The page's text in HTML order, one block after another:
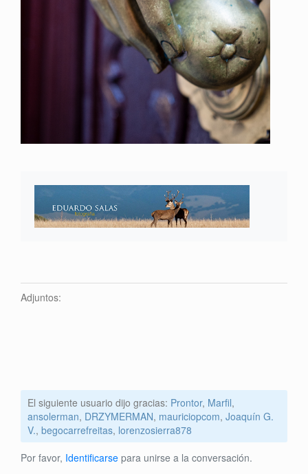
Adjuntos:
El siguiente usuario dijo gracias: Prontor, Marfil,
ansolerman, DRZYMERMAN, mauriciopcom, Joaquín G.
V., begocarrefreitas, lorenzosierra878
Por favor, Identificarse para unirse a la conversación.